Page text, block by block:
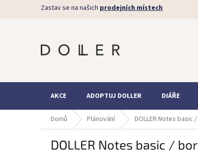
Zastav se na našich prodejních místech
AKCE ADOPTUJ DOLLER DIÁŘE
Domů Plánování DOLLER Notes basic
DOLLER Notes basic /